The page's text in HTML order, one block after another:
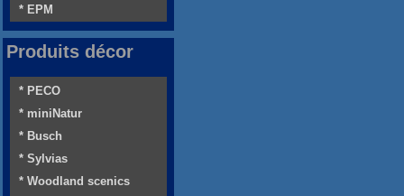
* EPM
Produits décor
* PECO
* miniNatur
* Busch
* Sylvias
* Woodland scenics